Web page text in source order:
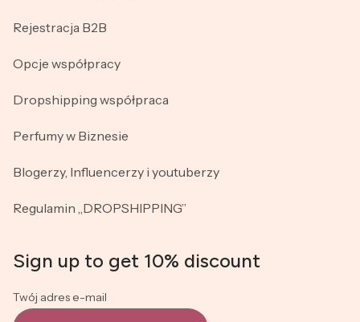
Rejestracja B2B
Opcje współpracy
Dropshipping współpraca
Perfumy w Biznesie
Blogerzy, Influencerzy i youtuberzy
Regulamin „DROPSHIPPING”
Sign up to get 10% discount
Twój adres e-mail